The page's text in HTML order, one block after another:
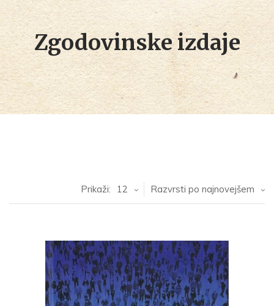
Zgodovinske izdaje
Razvrsti po najnovejšem
Prikaži: 12